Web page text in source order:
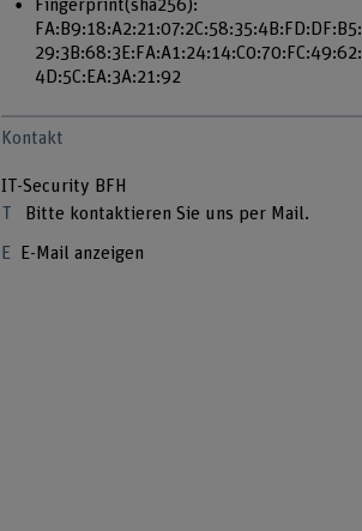
Fingerprint(sha256):
FA:B9:18:A2:21:07:2C:58:35:4B:FD:DF:B5:
29:3B:68:3E:FA:A1:24:14:C0:70:FC:49:62:
4D:5C:EA:3A:21:92
Kontakt
IT-Security BFH
Bitte kontaktieren Sie uns per Mail.
E-Mail anzeigen